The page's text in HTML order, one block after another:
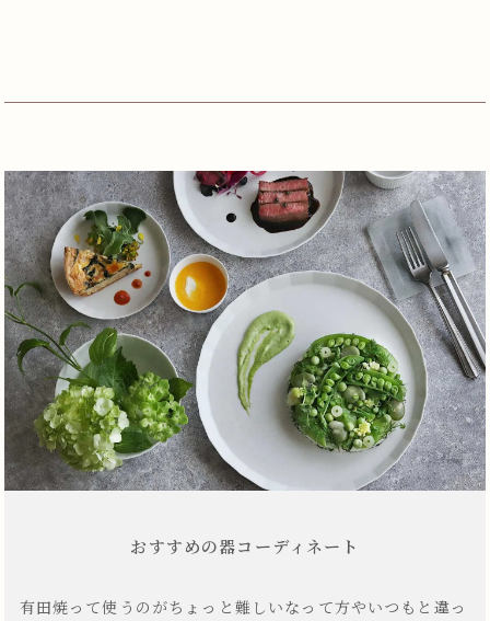
おすすめの器コーディネート
有田焼って使うのがちょっと難しいなって方やいつもと違っ